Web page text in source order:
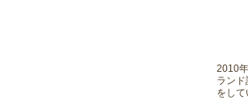
2010
ラン
をし